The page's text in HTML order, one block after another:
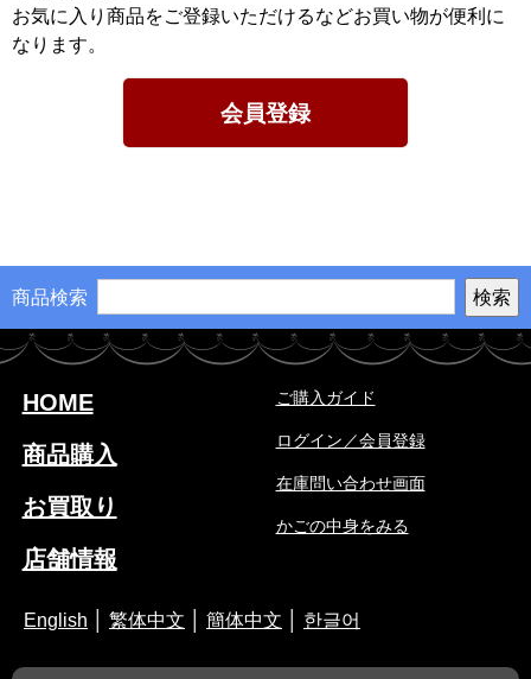
お気に入り商品をご登録いただけるなどお買い物が便利に
なります。
会員登録
商品検索
HOME
商品購入
お買取り
店舗情報
ご購入ガイド
ログイン／会員登録
在庫問い合わせ画面
かごの中身をみる
English 繁体中文 簡体中文 한글어